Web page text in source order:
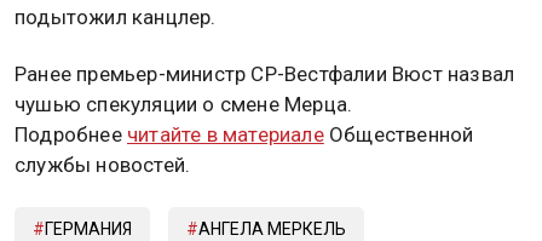
подытожил канцлер.
Ранее премьер-министр СР-Вестфалии Вюст назвал
чушью спекуляции о смене Мерца.
Подробнее читайте в материалеОбщественной
службы новостей.
ГЕРМАНИЯ АНГЕЛА МЕРКЕЛЬ